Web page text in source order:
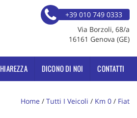
+39 010 749 0333
Via Borzoli, 68/a
16161 Genova (GE)
DICONO DI NOI CONTATTI
Home / Tutti I Veicoli / Km 0 / Fiat